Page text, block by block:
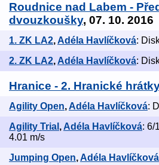
Roudnice nad Labem -
dvouzkoušky, 07. 10. 2016
1. ZK LA2,Adéla Havlíčková:
2. ZK LA2, Adéla Havlíčková:
Hranice - 2. Hranické hrátky
Agility Open,Adéla Havlíčková:
Agility Trial , Adéla Havlíčková: 6/
4.01 m/s
Jumping Open,Adéla Havlíčková